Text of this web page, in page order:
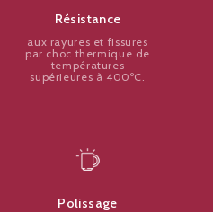
Résistance
aux rayures et fissures
par choc thermique de
températures
supérieures à 400ºC.
Polissage